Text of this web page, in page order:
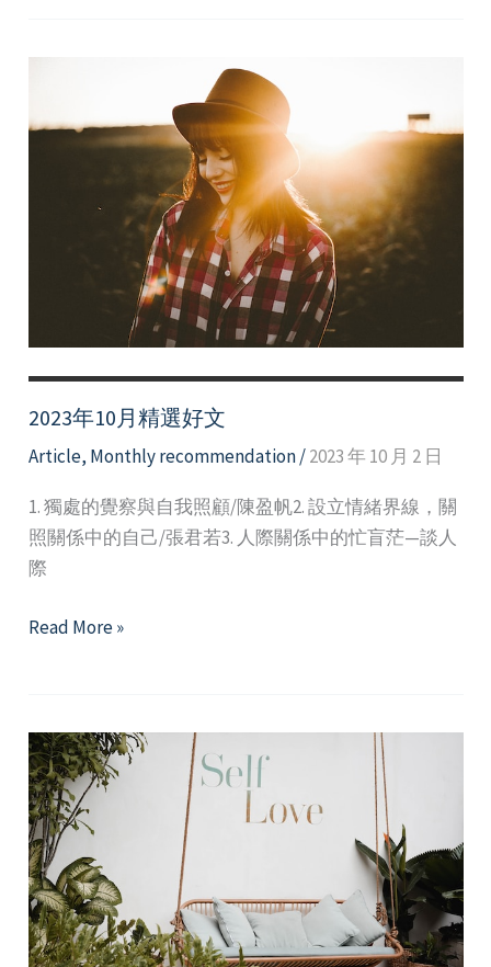
好
2023年10月精選好文
Article, Monthly recommendation/2023 年 10 月 2 日
1. 獨處的覺察與自我照顧/陳盈帆2. 設立情緒界線，關
照關係中的自己/張君若3. 人際關係中的忙盲茫—談人
際
2023
精
選
好
文
Read More »